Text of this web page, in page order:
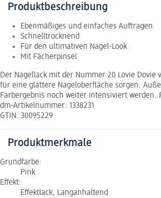
Produktbeschreibung
Ebenmäßiges und einfaches Auftragen
Schnelltrocknend
Für den ultimativen Nagel-Look
Mit Fächerpinsel
Der Nagellack mit der Nummer 20 Lovie
für eine glattere Nageloberfläche sorgen.
Farbergebnis noch weiter intensiviert
dm-Artikelnummer: 1338231
GTIN: 30095229
Produktmerkmale
Grundfarbe:
Pink
Effekt:
Effektlack, Langanhaltend